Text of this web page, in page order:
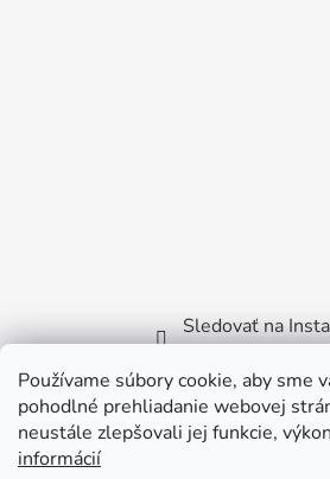
Používame súbory cookie, aby sme
pohodlné prehliadanie webovej
neustále zlepšovali jej funkcie,
informácií
Sledovať na
Facebook